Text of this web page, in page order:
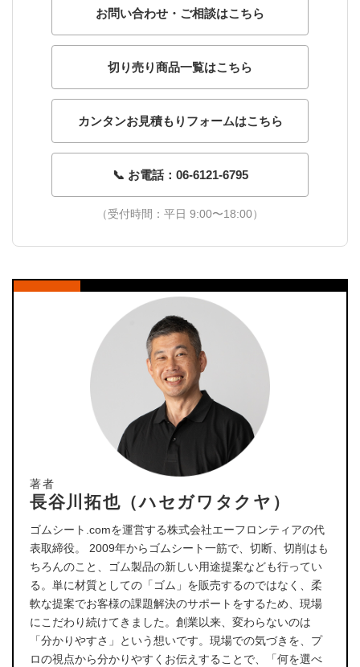
お問い合わせ・ご相談はこちら
切り売り商品一覧はこちら
カンタンお見積もりフォームはこちら
📞 お電話：06-6121-6795
（受付時間：平日 9:00〜18:00）
著者
長谷川拓也（ハセガワタクヤ）
ゴムシート.comを運営する株式会社エーフロンティアの代
表取締役。 2009年からゴムシート一筋で、切断、切削はも
ちろんのこと、ゴム製品の新しい用途提案なども行ってい
る。単に材質としての「ゴム」を販売するのではなく、柔
軟な提案でお客様の課題解決のサポートをするため、現場
にこだわり続けてきました。創業以来、変わらないのは
「分かりやすさ」という想いです。現場での気づきを、プ
ロの視点から分かりやすくお伝えすることで、「何を選べ